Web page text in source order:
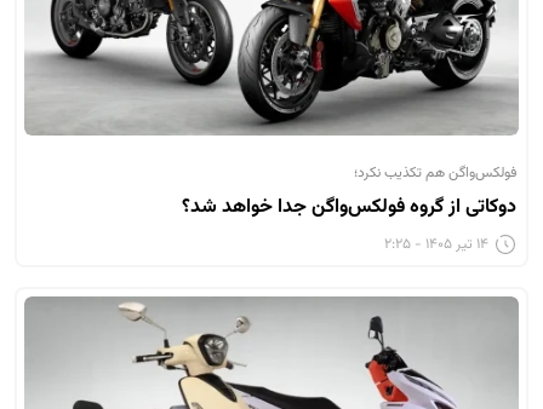
فولکس‌واگن هم تکذیب نکرد؛
دوکاتی از گروه فولکس‌واگن جدا خواهد شد؟
۱۴ تیر ۱۴۰۵ - ۲:۲۵